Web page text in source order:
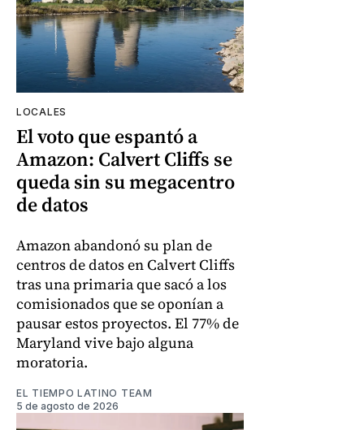
LOCALES
El voto que espantó a
Amazon: Calvert Cliffs se
queda sin su megacentro
de datos
Amazon abandonó su plan de
centros de datos en Calvert Cliffs
tras una primaria que sacó a los
comisionados que se oponían a
pausar estos proyectos. El 77% de
Maryland vive bajo alguna
moratoria.
EL TIEMPO LATINO TEAM
5 de agosto de 2026